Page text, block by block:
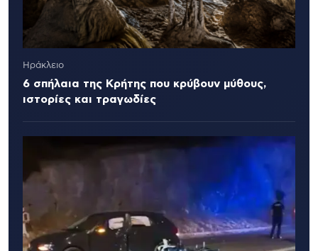
Ηράκλειο
6 σπήλαια της Κρήτης που κρύβουν μύθους,
ιστορίες και τραγωδίες